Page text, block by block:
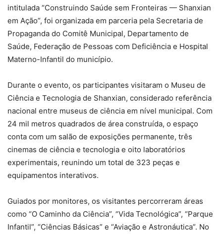
intitulada “Construindo Saúde sem Fronteiras — Shanxian
em Ação”, foi organizada em parceria pela Secretaria de
Propaganda do Comitê Municipal, Departamento de
Saúde, Federação de Pessoas com Deficiência e Hospital
Materno-Infantil do município.
Durante o evento, os participantes visitaram o Museu de
Ciência e Tecnologia de Shanxian, considerado referência
nacional entre museus de ciência em nível municipal. Com
24 mil metros quadrados de área construída, o espaço
conta com um salão de exposições permanente, três
cinemas de ciência e tecnologia e oito laboratórios
experimentais, reunindo um total de 323 peças e
equipamentos interativos.
Guiados por monitores, os visitantes percorreram áreas
como “O Caminho da Ciência”, “Vida Tecnológica”, “Parque
Infantil”, “Ciências Básicas” e “Aviação e Astronáutica”. No